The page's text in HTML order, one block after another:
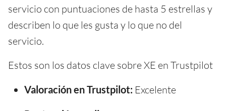
servicio con puntuaciones de hasta 5 estrellas y
describen lo que les gusta y lo que no del
servicio.
Estos son los datos clave sobre XE en Trustpilot
Valoración en Trustpilot: Excelente